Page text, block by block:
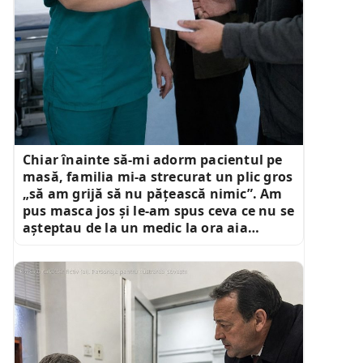
Chiar înainte să-mi adorm pacientul pe
masă, familia mi-a strecurat un plic gros
„să am grijă să nu pățească nimic”. Am
pus masca jos și le-am spus ceva ce nu se
așteptau de la un medic la ora aia…